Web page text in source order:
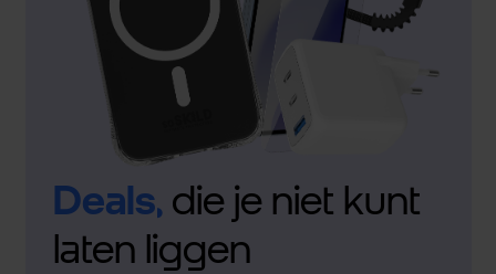
Deals,die je niet kunt
laten liggen